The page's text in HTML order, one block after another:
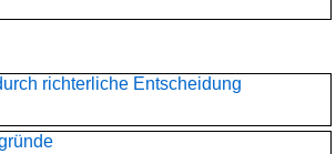
richterliche Entscheidung